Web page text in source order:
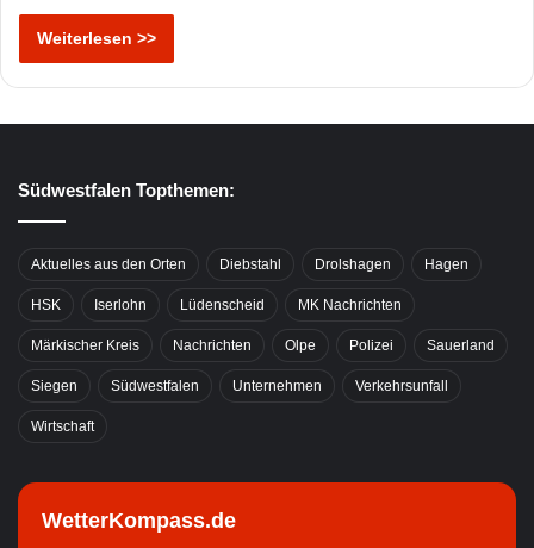
Weiterlesen >>
Südwestfalen Topthemen:
Aktuelles aus den Orten Diebstahl Drolshagen Hagen
HSK Iserlohn Lüdenscheid MK Nachrichten
Märkischer Kreis Nachrichten Olpe Polizei Sauerland
Siegen Südwestfalen Unternehmen Verkehrsunfall
Wirtschaft
WetterKompass.de